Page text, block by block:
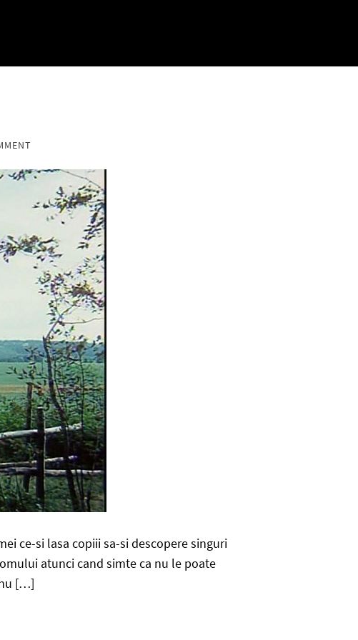
ce-si lasa copiii sa-si descopere singuri
atunci cand simte ca nu le poate
[…]